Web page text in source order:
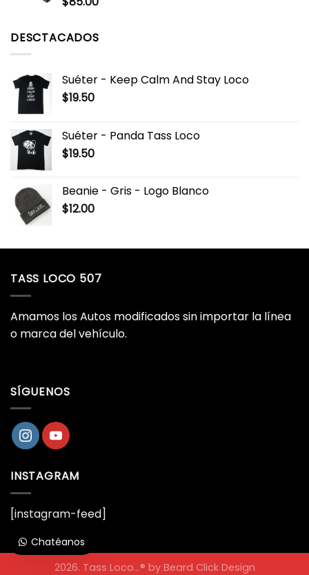
DESCTACADOS
Suéter - Keep Calm And Stay Loco
$19.50
Suéter - Panda Tass Loco
$19.50
Beanie - Gris - Logo Blanco
$12.00
TASS LOCO 507
Amamos los Autos modificados sin importar la línea
o marca del vehículo.
SÍGUENOS
INSTAGRAM
[instagram-feed]
2026. Tass Loco...® by Beard Click Design
Chatéanos